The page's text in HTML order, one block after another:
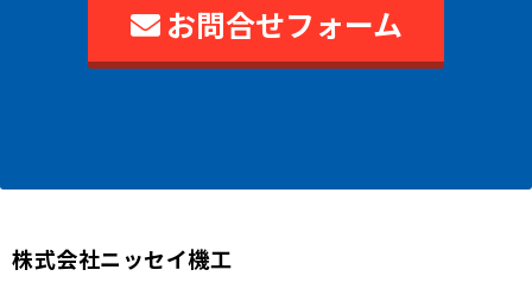
お問合せフォーム
株式会社ニッセイ機工